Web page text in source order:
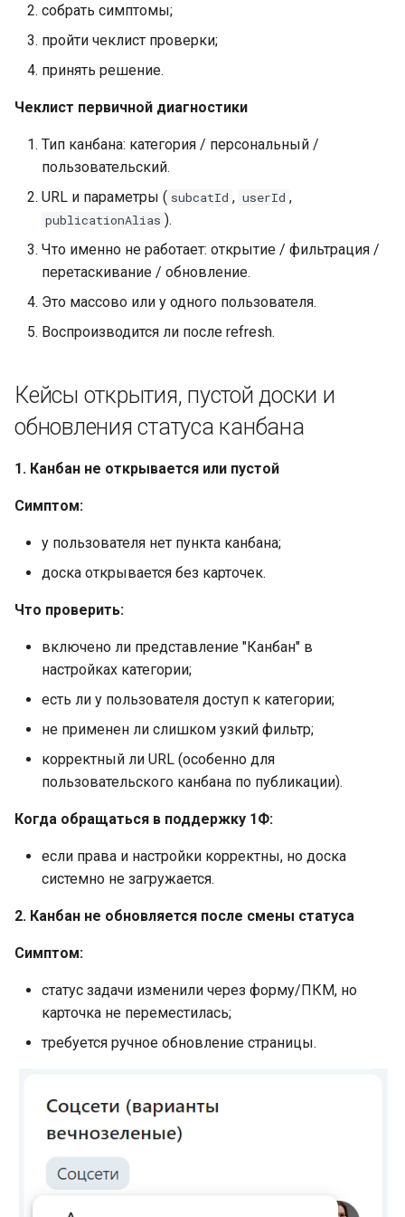
Lua в смарт-скриптах
собрать симптомы;
пройти чеклист проверки;
принять решение.
Чеклист первичной диагностики
Тип канбана: категория / персональный /
пользовательский.
URL и параметры ( subcatId , userId ,
publicationAlias ).
Что именно не работает: открытие / фильтрация /
перетаскивание / обновление.
Это массово или у одного пользователя.
Воспроизводится ли после refresh.
Кейсы открытия, пустой доски и
обновления статуса канбана
1. Канбан не открывается или пустой
Симптом:
у пользователя нет пункта канбана;
доска открывается без карточек.
Что проверить:
включено ли представление "Канбан" в
настройках категории;
есть ли у пользователя доступ к категории;
не применен ли слишком узкий фильтр;
корректный ли URL (особенно для
пользовательского канбана по публикации).
Когда обращаться в поддержку 1Ф:
если права и настройки корректны, но доска
системно не загружается.
2. Канбан не обновляется после смены статуса
Симптом:
статус задачи изменили через форму/ПКМ, но
карточка не переместилась;
требуется ручное обновление страницы.